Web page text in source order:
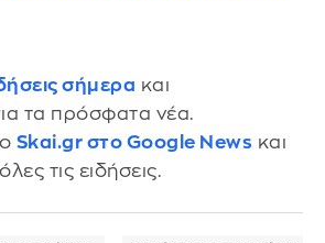
σήμερα και
τα πρόσφατα νέα.
Skai.gr στο Google News και
τις ειδήσεις.